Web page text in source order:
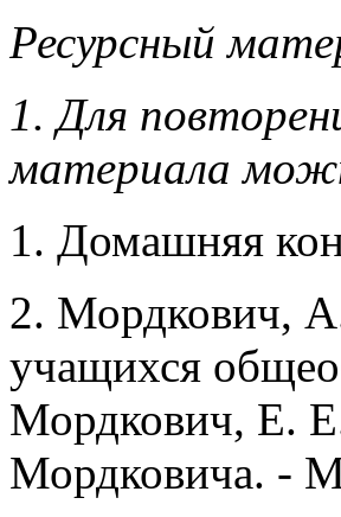
Ресурсный
1. Для
материала
1. Домашняя
2. Мордкович,
учащихся
Мордкович, Е.
Мордковича. -